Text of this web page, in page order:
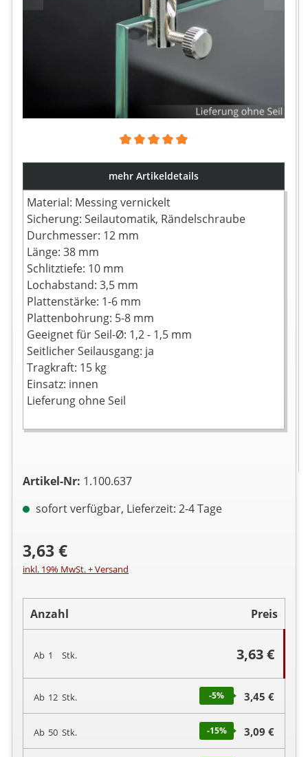
mehr Artikeldetails
Material: Messing vernickelt
Sicherung: Seilautomatik, Rändelschraube
Durchmesser: 12 mm
Länge: 38 mm
Schlitztiefe: 10 mm
Lochabstand: 3,5 mm
Plattenstärke: 1-6 mm
Plattenbohrung: 5-8 mm
Geeignet für Seil-Ø: 1,2 - 1,5 mm
Seitlicher Seilausgang: ja
Tragkraft: 15 kg
Einsatz: innen
Lieferung ohne Seil
Artikel-Nr: 1.100.637
sofort verfügbar, Lieferzeit: 2-4 Tage
3,63 €
inkl. 19% MwSt. + Versand
Anzahl Preis
Ab 1 Stk. 3,63 €
Ab 12 Stk. -5% 3,45 €
Ab 50 Stk. -15% 3,09 €